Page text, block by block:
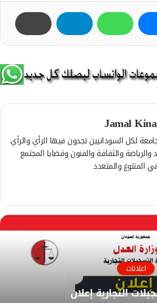
Jamal
لكل السودانيين تجدون فيها الرأي والرأي
والرياضة والثقافة والفنون وقضايا المجتمع
المتنوع والمتعدد
م
و
ق
ع
ا
ل
و
س
ب
و
ك
اعلانات